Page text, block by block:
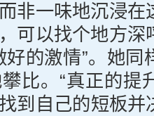
非一味地沉浸在
可以找个地方深
好的激情”。她同
比。“真正的提
到自己的短板